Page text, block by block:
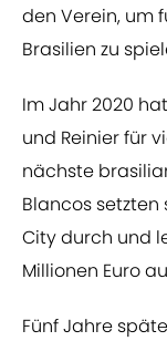
den Verein, um
Brasilien zu
Im Jahr 2020
und Reinier für
nächste
Blancos
City durch und
Millionen Euro
Fünf Jahre